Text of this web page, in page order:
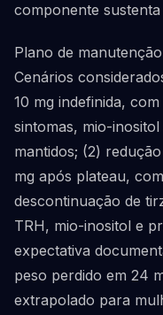
componente
Plano de
Cenários
10 mg indefinida,
sintomas, mio-
mantidos; (2)
mg após plateau,
descontinuação de
TRH, mio-inositol e
expectativa
peso perdido em 24
extrapolado para